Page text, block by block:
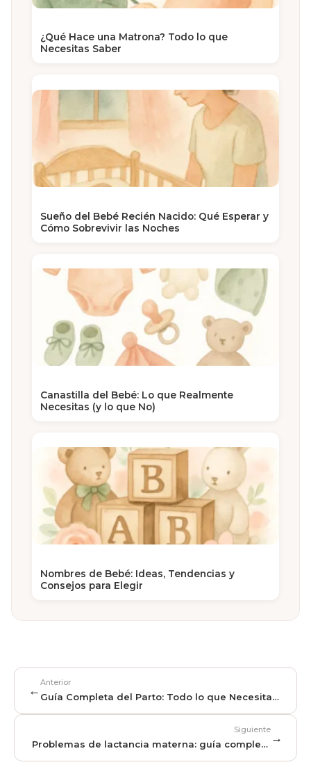
¿Qué Hace una Matrona? Todo lo que
Necesitas Saber
Sueño del Bebé Recién Nacido: Qué Esperar y
Cómo Sobrevivir las Noches
Canastilla del Bebé: Lo que Realmente
Necesitas (y lo que No)
Nombres de Bebé: Ideas, Tendencias y
Consejos para Elegir
←
Anterior
Guía Completa del Parto: Todo lo que Necesitas
Saber
Siguiente
Problemas de lactancia materna: guía completa
de tu matrona
→